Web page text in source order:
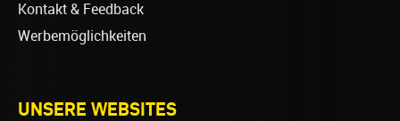
Kontakt & Feedback
Werbemöglichkeiten
UNSERE WEBSITES